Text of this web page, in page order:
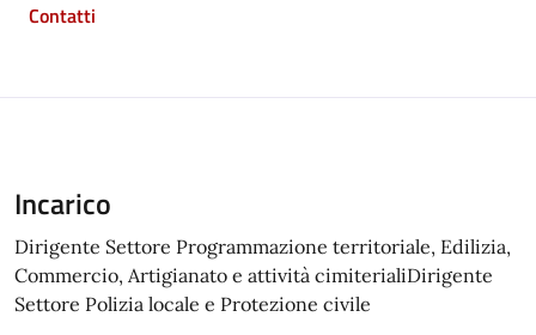
Contatti
Incarico
Dirigente Settore Programmazione territoriale, Edilizia,
Commercio, Artigianato e attività cimiterialiDirigente
Settore Polizia locale e Protezione civile